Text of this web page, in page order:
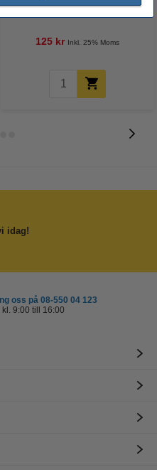
DeLonghi EcoDecalk DLSC500
125 kr Inkl. 25% Moms
idag!
oss på 08-550 04 123
9:00 till 16:00